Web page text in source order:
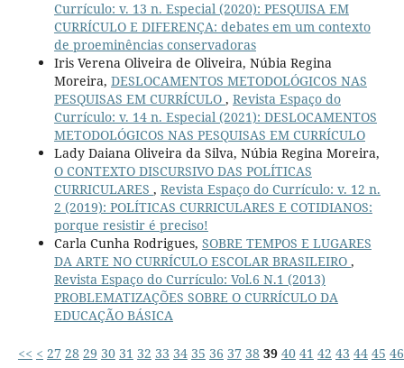
Currículo: v. 13 n. Especial (2020): PESQUISA EM
CURRÍCULO E DIFERENÇA: debates em um contexto
de proeminências conservadoras
Iris Verena Oliveira de Oliveira, Núbia Regina
Moreira, DESLOCAMENTOS METODOLÓGICOS NAS
PESQUISAS EM CURRÍCULO , Revista Espaço do
Currículo: v. 14 n. Especial (2021): DESLOCAMENTOS
METODOLÓGICOS NAS PESQUISAS EM CURRÍCULO
Lady Daiana Oliveira da Silva, Núbia Regina Moreira,
O CONTEXTO DISCURSIVO DAS POLÍTICAS
CURRICULARES , Revista Espaço do Currículo: v. 12 n.
2 (2019): POLÍTICAS CURRICULARES E COTIDIANOS:
porque resistir é preciso!
Carla Cunha Rodrigues, SOBRE TEMPOS E LUGARES
DA ARTE NO CURRÍCULO ESCOLAR BRASILEIRO ,
Revista Espaço do Currículo: Vol.6 N.1 (2013)
PROBLEMATIZAÇÕES SOBRE O CURRÍCULO DA
EDUCAÇÃO BÁSICA
<< < 27 28 29 30 31 32 33 34 35 36 37 38 39 40 41 42 43 44 45 46